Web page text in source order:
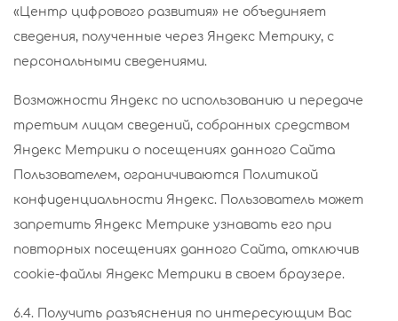
«Центр цифрового развития» не объединяет
сведения, полученные через Яндекс Метрику, с
персональными сведениями.
Возможности Яндекс по использованию и передаче
третьим лицам сведений, собранных средством
Яндекс Метрики о посещениях данного Сайта
Пользователем, ограничиваются Политикой
конфиденциальности Яндекс. Пользователь может
запретить Яндекс Метрике узнавать его при
повторных посещениях данного Сайта, отключив
cookie-файлы Яндекс Метрики в своем браузере.
6.4. Получить разъяснения по интересующим Вас